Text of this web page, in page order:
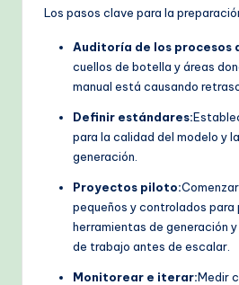
Los pasos clave para la
Auditoría de los procesos
cuellos de botella y áreas
manual está causando
Definir estándares:
para la calidad del modelo y
generación.
Proyectos piloto:
pequeños y controlados para
herramientas de generación
de trabajo antes de escalar.
Monitorear e iterar:Medir